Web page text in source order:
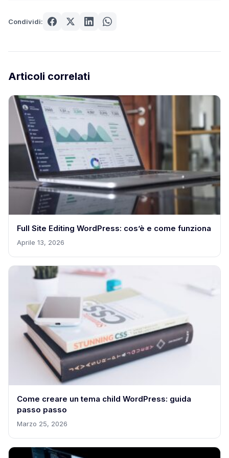
Condividi:
Articoli correlati
Full Site Editing WordPress: cos’è e come funziona
Aprile 13, 2026
Come creare un tema child WordPress: guida
passo passo
Marzo 25, 2026